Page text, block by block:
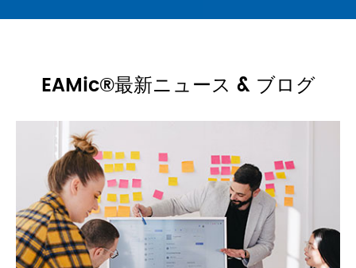
EAMic®最新ニュース & ブログ